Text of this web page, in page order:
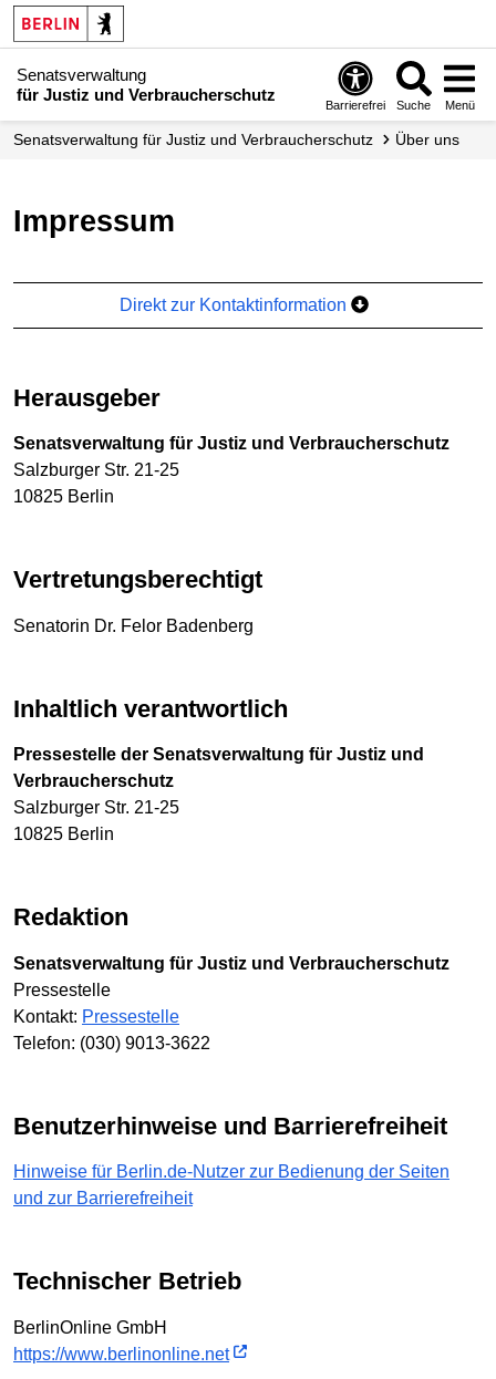
Senatsverwaltung
für Justiz und Verbraucherschutz
Barrierefrei Suche Menü
Senatsverwaltung für Justiz und Verbraucherschutz Über uns
Impressum
Direkt zur Kontaktinformation
Herausgeber
Senatsverwaltung für Justiz und Verbraucherschutz
Salzburger Str. 21-25
10825 Berlin
Vertretungsberechtigt
Senatorin Dr. Felor Badenberg
Inhaltlich verantwortlich
Pressestelle der Senatsverwaltung für Justiz und
Verbraucherschutz
Salzburger Str. 21-25
10825 Berlin
Redaktion
Senatsverwaltung für Justiz und Verbraucherschutz
Pressestelle
Kontakt: Pressestelle
Telefon: (030) 9013-3622
Benutzerhinweise und Barrierefreiheit
Hinweise für Berlin.de-Nutzer zur Bedienung der Seiten
und zur Barrierefreiheit
Technischer Betrieb
BerlinOnline GmbH
https://www.berlinonline.net